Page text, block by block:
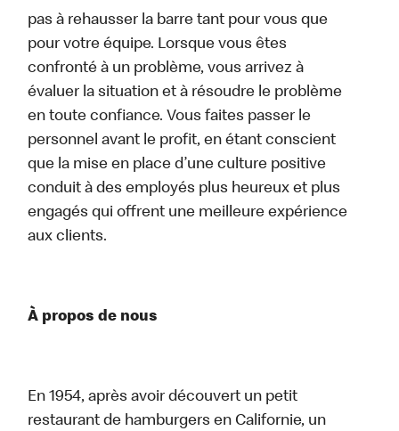
pas à rehausser la barre tant pour vous que
pour votre équipe. Lorsque vous êtes
confronté à un problème, vous arrivez à
évaluer la situation et à résoudre le problème
en toute confiance. Vous faites passer le
personnel avant le profit, en étant conscient
que la mise en place d’une culture positive
conduit à des employés plus heureux et plus
engagés qui offrent une meilleure expérience
aux clients.
À propos de nous
En 1954, après avoir découvert un petit
restaurant de hamburgers en Californie, un